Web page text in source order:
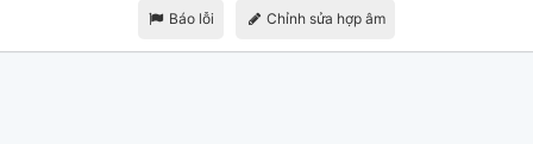
Báo lỗi Chỉnh sửa hợp âm